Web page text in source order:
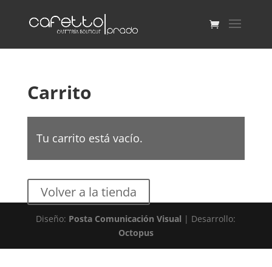
Carrito
Tu carrito está vacío.
Volver a la tienda
Diseño: Posta Comunicación Visual | Desarrollo:
Octopus